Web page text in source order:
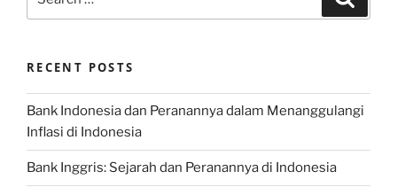
for:
RECENT POSTS
Bank Indonesia dan Peranannya dalam Menanggulangi
Inflasi di Indonesia
Bank Inggris: Sejarah dan Peranannya di Indonesia